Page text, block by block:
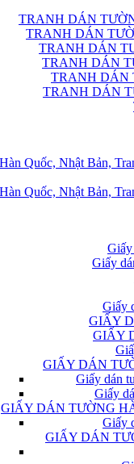
TRANH DÁN
TRANH DÁN
TRANH DÁN
TRANH DÁN
TRANH DÁN
TRANH DÁN
Giấy
Giấy
Giấy
GIẤY
GIẤY
GIẤY DÁN
Giấy dán
Giấy
GIẤY DÁN TƯỜNG
Giấy
GIẤY DÁN